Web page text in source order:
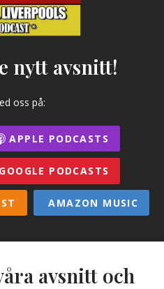
nytt avsnitt!
oss på:
APPLE PODCASTS
GOOGLE PODCASTS
AMAZON MUSIC
avsnitt och